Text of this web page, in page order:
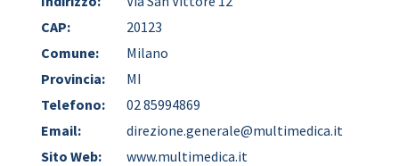
CAP:
20123
Comune:
Milano
Provincia:
MI
Telefono:
02 85994869
Email:
direzione.generale@multimedica.it
Sito Web:
www.multimedica.it